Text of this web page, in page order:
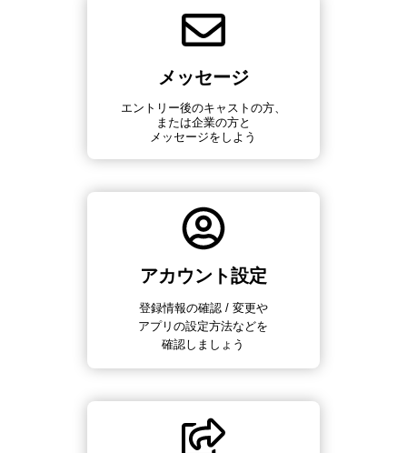
メッセージ
エントリー後のキャストの方、
または企業の方と
メッセージをしよう
アカウント設定
登録情報の確認 / 変更や
アプリの設定方法などを
確認しましょう